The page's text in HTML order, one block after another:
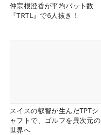
仲宗根澄香が平均パット数
『TRTL』で6人抜き！
スイスの叡智が生んだTPTシ
ャフトで、ゴルフを異次元の
世界へ